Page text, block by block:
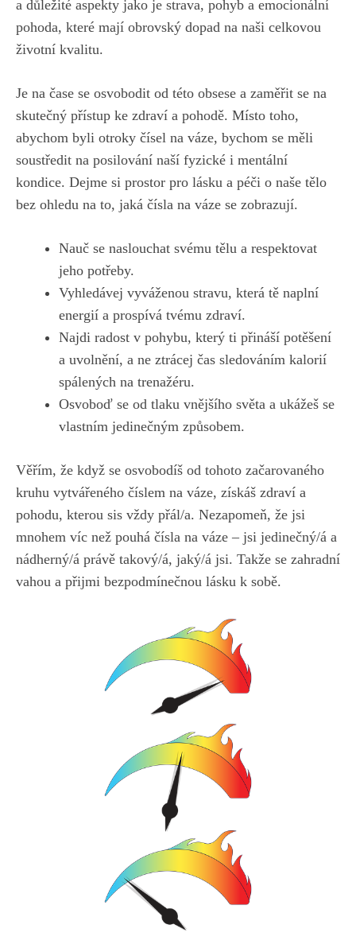
⁣a‍ důležité aspekty jako je strava, pohyb a‍ emocionální
pohoda, ‌které mají obrovský dopad na naši celkovou
‌životní​ kvalitu.
Je na​ čase se ‌osvobodit ​od této obsese a zaměřit se na
skutečný​ přístup ‍ke zdraví a pohodě. Místo ⁢toho,
abychom byli⁢ otroky čísel ⁢na váze, bychom se měli‍
soustředit na posilování naší ‍fyzické i mentální
kondice. Dejme‍ si ⁣prostor pro lásku a péči​ o naše tělo
bez ohledu na to, jaká čísla na váze se zobrazují.
Nauč ⁣se naslouchat svému ​tělu a respektovat
jeho potřeby.
Vyhledávej⁢ vyváženou stravu,​ která tě⁣ naplní
energií a prospívá tvému zdraví.
Najdi radost v pohybu,‌ který ti přináší ‍potěšení​
a uvolnění, ‌a ‍ne ztrácej⁣ čas sledováním kalorií
spálených na⁣ trenažéru.
Osvoboď se od tlaku vnějšího světa a ukážeš se
vlastním jedinečným způsobem.
Věřím, že když se osvobodíš‍ od tohoto začarovaného
kruhu vytvářeného číslem na váze, získáš zdraví a
pohodu, kterou sis vždy přál/a. Nezapomeň, že jsi‍
mnohem víc než‌ pouhá⁣ čísla na váze – jsi ​jedinečný/á a
nádherný/á právě‍ takový/á,⁤ jaký/á jsi. Takže se zahradní
vahou a přijmi bezpodmínečnou lásku⁣ k sobě.